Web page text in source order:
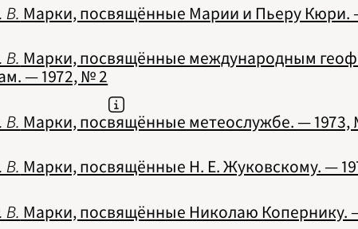
В. Марки, посвящённые Марии и Пьеру Кюри.
В. Марки, посвящённые международным
— 1972, № 2
В. Марки, посвящённые метеослужбе. — 1973,
В. Марки, посвящённые Н. Е. Жуковскому. —
В. Марки, посвящённые Николаю Копернику.